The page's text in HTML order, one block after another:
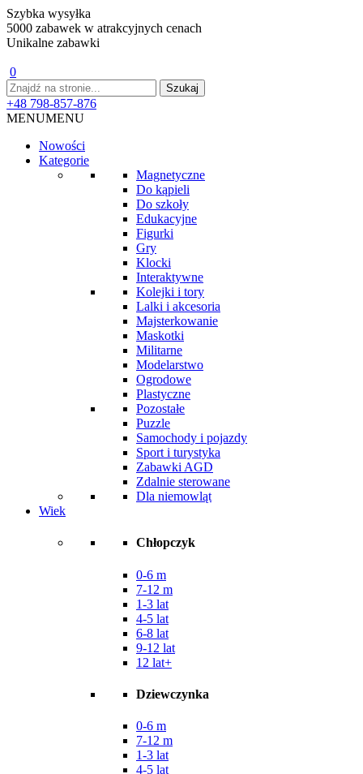
Szybka wysyłka
5000 zabawek w atrakcyjnych cenach
Unikalne zabawki
0
+48 798-857-876
MENUMENU
Nowości
Kategorie
Magnetyczne
Do kąpieli
Do szkoły
Edukacyjne
Figurki
Gry
Klocki
Interaktywne
Kolejki i tory
Lalki i akcesoria
Majsterkowanie
Maskotki
Militarne
Modelarstwo
Ogrodowe
Plastyczne
Pozostałe
Puzzle
Samochody i pojazdy
Sport i turystyka
Zabawki AGD
Zdalnie sterowane
Dla niemowląt
Wiek
Chłopczyk
0-6 m
7-12 m
1-3 lat
4-5 lat
6-8 lat
9-12 lat
12 lat+
Dziewczynka
0-6 m
7-12 m
1-3 lat
4-5 lat